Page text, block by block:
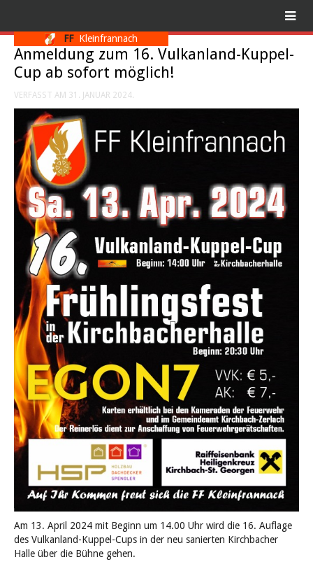
FF Kleinfrannach
Anmeldung zum 16. Vulkanland-Kuppel-
Cup ab sofort möglich!
VERFASST AM 31. JANUAR 2024.
Am 13. April 2024 mit Beginn um 14.00 Uhr wird die 16. Auflage
des Vulkanland-Kuppel-Cups in der neu sanierten Kirchbacher
Halle über die Bühne gehen.